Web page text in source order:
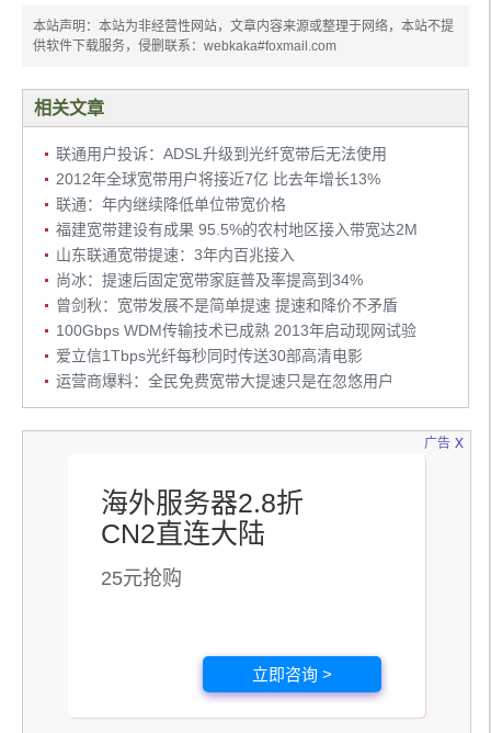
本站声明：本站为非经营性网站，文章内容来源或整理于网络，本站不提
供软件下载服务，侵删联系：webkaka#foxmail.com
相关文章
联通用户投诉：ADSL升级到光纤宽带后无法使用
2012年全球宽带用户将接近7亿 比去年增长13%
联通：年内继续降低单位带宽价格
福建宽带建设有成果 95.5%的农村地区接入带宽达2M
山东联通宽带提速：3年内百兆接入
尚冰：提速后固定宽带家庭普及率提高到34%
曾剑秋：宽带发展不是简单提速 提速和降价不矛盾
100Gbps WDM传输技术已成熟 2013年启动现网试验
爱立信1Tbps光纤每秒同时传送30部高清电影
运营商爆料：全民免费宽带大提速只是在忽悠用户
广告
海外服务器2.8折
CN2直连大陆
25元抢购
立即咨询 >
x